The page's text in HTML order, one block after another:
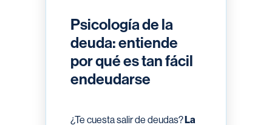
Psicología de la
deuda: entiende
por qué es tan fácil
endeudarse
¿Te cuesta salir de deudas? La